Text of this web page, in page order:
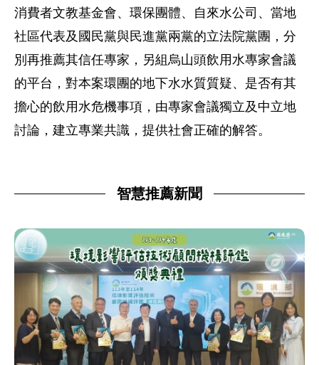
消費者文教基金會、環保團體、自來水公司、當地
社區代表及國民黨與民進黨兩黨的立法院黨團，分
別再推薦其信任專家，另組烏山頭飲用水專家會議
的平台，對本案環團的地下水水質質疑、是否有其
擔心的飲用水危機事項，由專家會議獨立及中立地
討論，建立專業共識，提供社會正確的解答。
智慧推薦新聞